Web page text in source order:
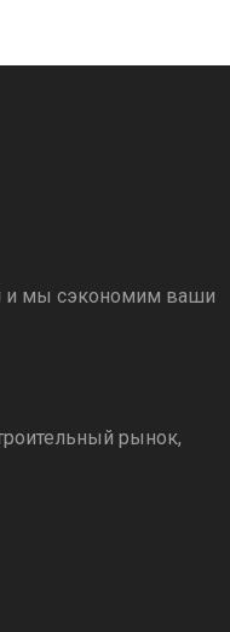
и мы сэкономим ваши
рынок,